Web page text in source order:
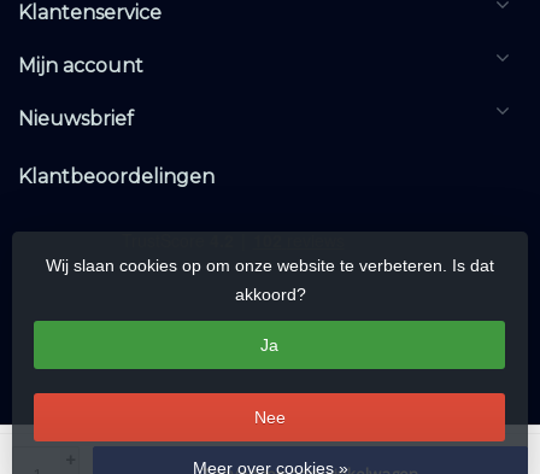
Klantenservice
Mijn account
Nieuwsbrief
Klantbeoordelingen
Wij slaan cookies op om onze website te verbeteren. Is dat
akkoord?
Ja
Nee
Meer over cookies »